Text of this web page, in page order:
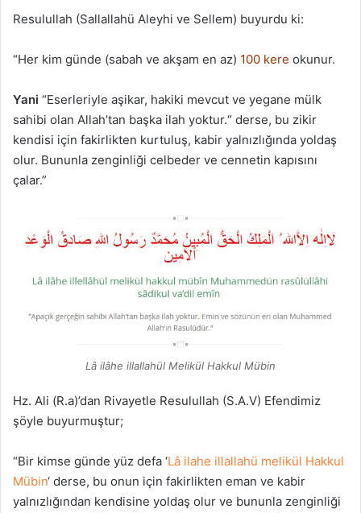
Resulullah (Sallallahü Aleyhi ve Sellem) buyurdu ki:
“Her kim günde (sabah ve akşam en az) 100 kere okunur.
Yani “Eserleriyle aşikar, hakiki mevcut ve yegane mülk
sahibi olan Allah’tan başka ilah yoktur.“ derse, bu zikir
kendisi için fakirlikten kurtuluş, kabir yalnızlığında yoldaş
olur. Bununla zenginliği celbeder ve cennetin kapısını
çalar.”
Lâ ilâhe illallahül Melikül Hakkul Mübin
Hz. Ali (R.a)’dan Rivayetle Resulullah (S.A.V) Efendimiz
şöyle buyurmuştur;
“Bir kimse günde yüz defa ‘Lâ ilahe illallahü melikül Hakkul
Mübin‘ derse, bu onun için fakirlikten eman ve kabir
yalnızlığından kendisine yoldaş olur ve bununla zenginliği